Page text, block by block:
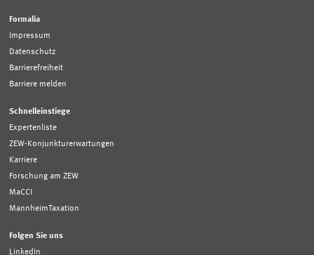
Formalia
Impressum
Datenschutz
Barrierefreiheit
Barriere melden
Schnelleinstiege
Expertenliste
ZEW-Konjunkturerwartungen
Karriere
Forschung am ZEW
MaCCI
MannheimTaxation
Folgen Sie uns
LinkedIn